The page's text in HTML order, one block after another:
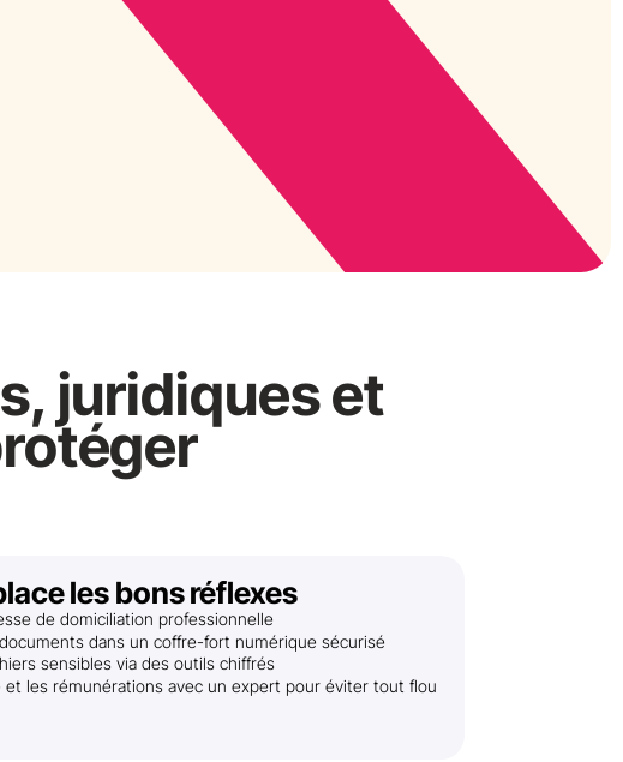
juridiques et
les bons réflexes
de domiciliation professionnelle
dans un coffre-fort numérique sécurisé
sensibles via des outils chiffrés
et les rémunérations avec un expert pour éviter tout flou